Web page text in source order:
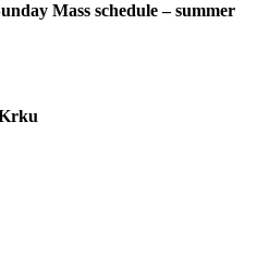
Mass schedule – summer